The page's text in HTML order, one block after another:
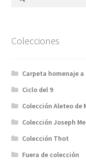
Colecciones
Carpeta homenaje
Ciclo del 9
Colección Aleteo de
Colección Joseph
Colección Thot
Fuera de colección